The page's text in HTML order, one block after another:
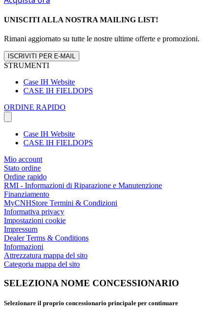
UNISCITI ALLA NOSTRA MAILING LIST!
Rimani aggiornato su tutte le nostre ultime offerte e promozioni.
ISCRIVITI PER E-MAIL
STRUMENTI
Case IH Website
CASE IH FIELDOPS
ORDINE RAPIDO
Case IH Website
CASE IH FIELDOPS
Mio account
Stato ordine
Ordine rapido
RMI - Informazioni di Riparazione e Manutenzione
Finanziamento
MyCNHStore Termini & Condizioni
Informativa privacy
Impostazioni cookie
Impressum
Dealer Terms & Conditions
Informazioni
Attrezzatura mappa del sito
Categoria mappa del sito
SELEZIONA NOME CONCESSIONARIO
Selezionare il proprio concessionario principale per continuare